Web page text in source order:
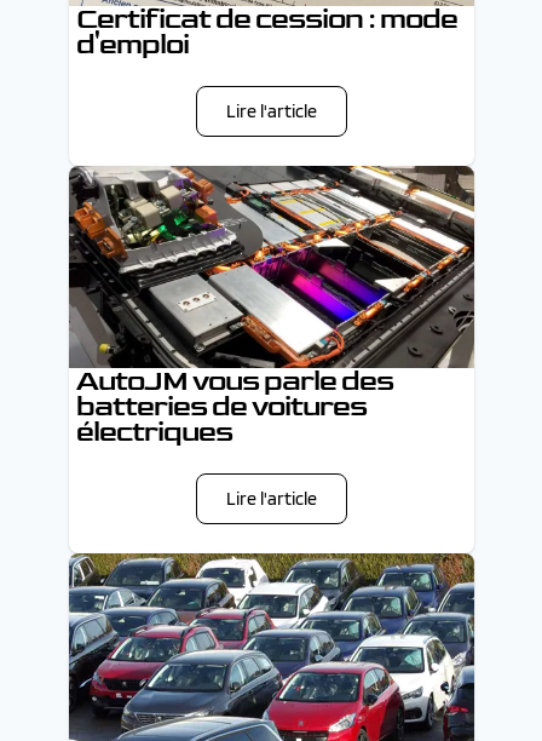
Certificat de cession : mode
d'emploi
Lire l'article
AutoJM vous parle des
batteries de voitures
électriques
Lire l'article